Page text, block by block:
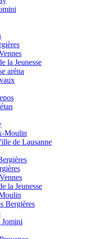
la Jeunesse
aréna
Moulin
de Lausanne
la Jeunesse
Bergières
Jomini